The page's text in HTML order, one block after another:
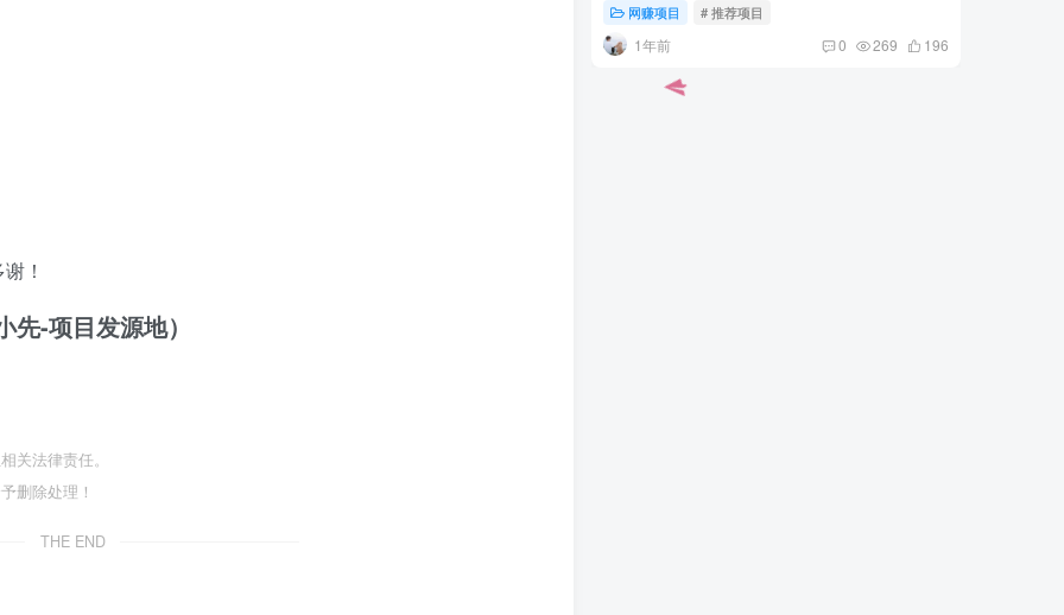
！
-项目发源地）
关法律责任。
删除处理！
THE END
网赚项目 # 推荐项目
1年前 0 269 196